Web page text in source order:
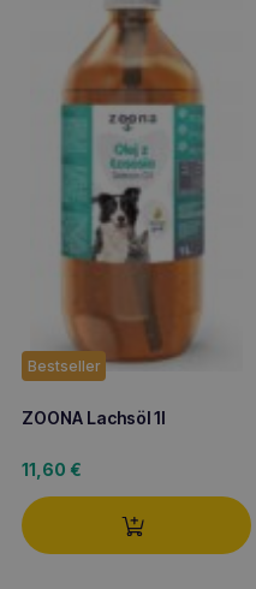
Bestseller
ZOONA Lachsöl 1l
11,60 €